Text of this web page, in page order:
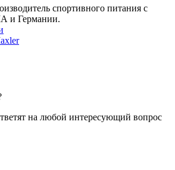
спортивного питания с
и Германии.
на любой интересующий вопрос